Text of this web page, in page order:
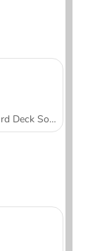
Word Deck Solitaire